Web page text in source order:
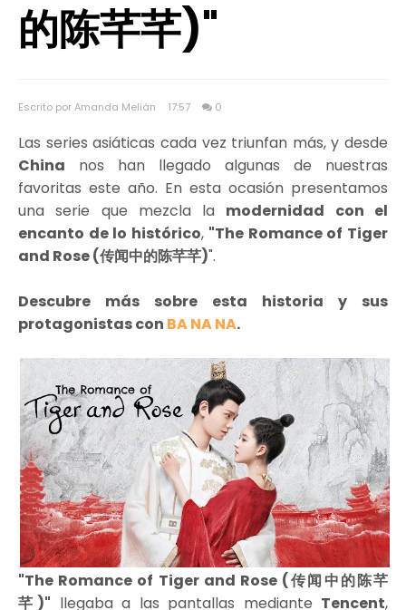
的陈芊芊)"
Escrito por Amanda Melián 17:57 0
Las series asiáticas cada vez triunfan más, y desde
China nos han llegado algunas de nuestras
favoritas este año. En esta ocasión presentamos
una serie que mezcla la modernidad con el
encanto de lo histórico, "The Romance of Tiger
and Rose (传闻中的陈芊芊)".
Descubre más sobre esta historia y sus
protagonistas con BA NA NA.
"The Romance of Tiger and Rose (传闻中的陈芊
芊)" llegaba a las pantallas mediante Tencent,